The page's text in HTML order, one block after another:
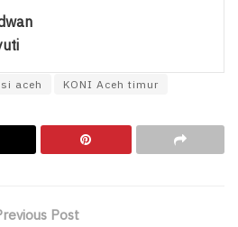
aceh KONI Aceh timur
Post